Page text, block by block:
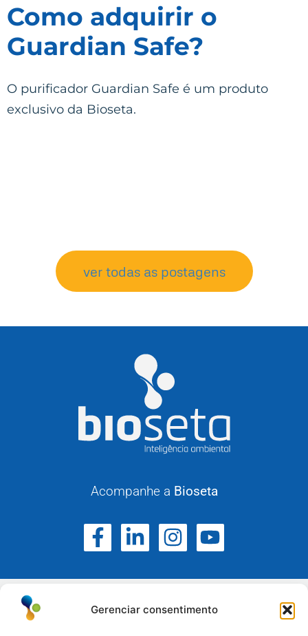
Gerenciar consentimento
Como adquirir o
Guardian Safe?
O purificador Guardian Safe é um produto
exclusivo da Bioseta.
ver todas as postagens
Acompanhe a Bioseta